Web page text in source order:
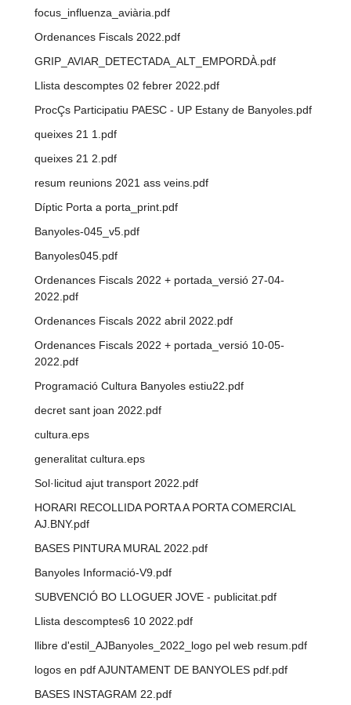
focus_influenza_aviària.pdf
Ordenances Fiscals 2022.pdf
GRIP_AVIAR_DETECTADA_ALT_EMPORDÀ.pdf
Llista descomptes 02 febrer 2022.pdf
ProcÇs Participatiu PAESC - UP Estany de Banyoles.pdf
queixes 21 1.pdf
queixes 21 2.pdf
resum reunions 2021 ass veins.pdf
Díptic Porta a porta_print.pdf
Banyoles-045_v5.pdf
Banyoles045.pdf
Ordenances Fiscals 2022 + portada_versió 27-04-
2022.pdf
Ordenances Fiscals 2022 abril 2022.pdf
Ordenances Fiscals 2022 + portada_versió 10-05-
2022.pdf
Programació Cultura Banyoles estiu22.pdf
decret sant joan 2022.pdf
cultura.eps
generalitat cultura.eps
Sol·licitud ajut transport 2022.pdf
HORARI RECOLLIDA PORTA A PORTA COMERCIAL
AJ.BNY.pdf
BASES PINTURA MURAL 2022.pdf
Banyoles Informació-V9.pdf
SUBVENCIÓ BO LLOGUER JOVE - publicitat.pdf
Llista descomptes6 10 2022.pdf
llibre d'estil_AJBanyoles_2022_logo pel web resum.pdf
logos en pdf AJUNTAMENT DE BANYOLES pdf.pdf
BASES INSTAGRAM 22.pdf